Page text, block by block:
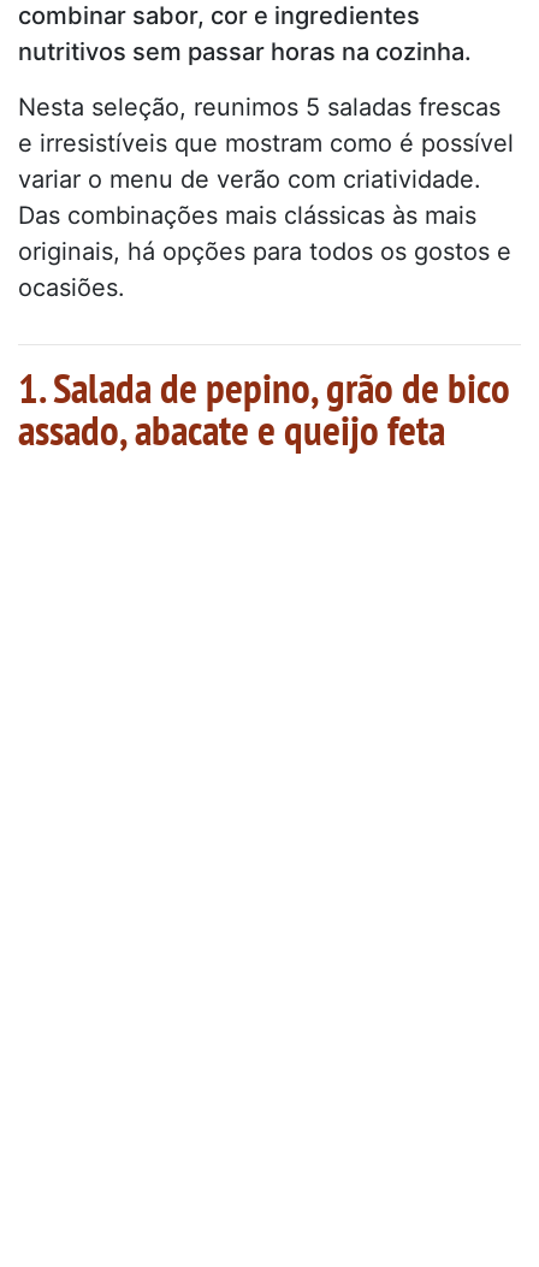
combinar sabor, cor e ingredientes
nutritivos sem passar horas na cozinha.
Nesta seleção, reunimos 5 saladas frescas
e irresistíveis que mostram como é possível
variar o menu de verão com criatividade.
Das combinações mais clássicas às mais
originais, há opções para todos os gostos e
ocasiões.
1. Salada de pepino, grão de bico
assado, abacate e queijo feta